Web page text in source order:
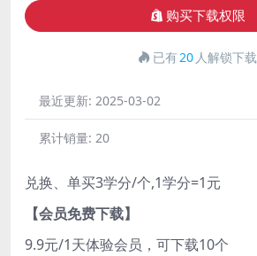
购买下载权限
已有20 人解锁下载
最近更新: 2025-03-02
累计销量: 20
兑换、单买3学分/个,1学分=1元
【会员免费下载】
9.9元/1天体验会员，可下载10个